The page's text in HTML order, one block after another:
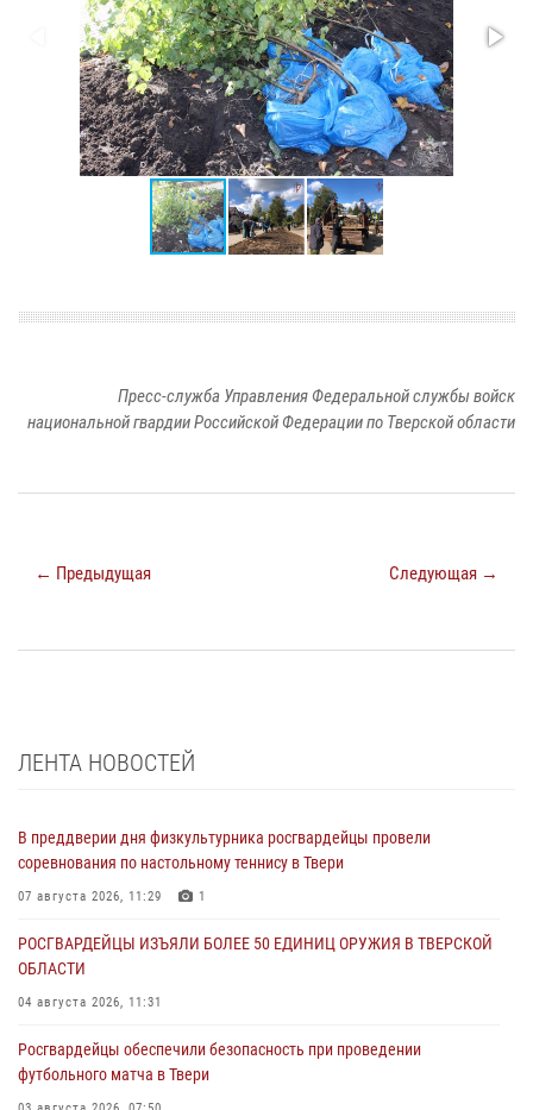
Пресс-служба Управления Федеральной службы войск
национальной гвардии Российской Федерации по Тверской области
← Предыдущая Следующая →
ЛЕНТА НОВОСТЕЙ
В преддверии дня физкультурника росгвардейцы провели
соревнования по настольному теннису в Твери
07 августа 2026, 11:29 1
РОСГВАРДЕЙЦЫ ИЗЪЯЛИ БОЛЕЕ 50 ЕДИНИЦ ОРУЖИЯ В ТВЕРСКОЙ
ОБЛАСТИ
04 августа 2026, 11:31
Росгвардейцы обеспечили безопасность при проведении
футбольного матча в Твери